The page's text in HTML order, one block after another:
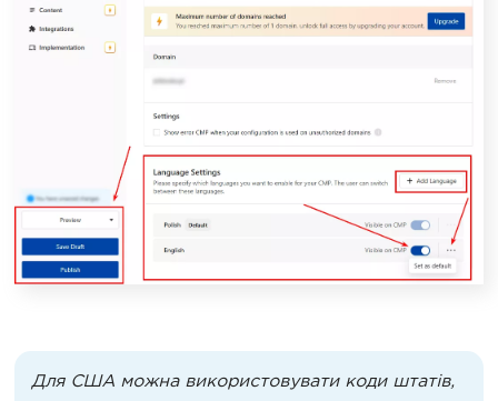
Для США можна використовувати коди штатів,